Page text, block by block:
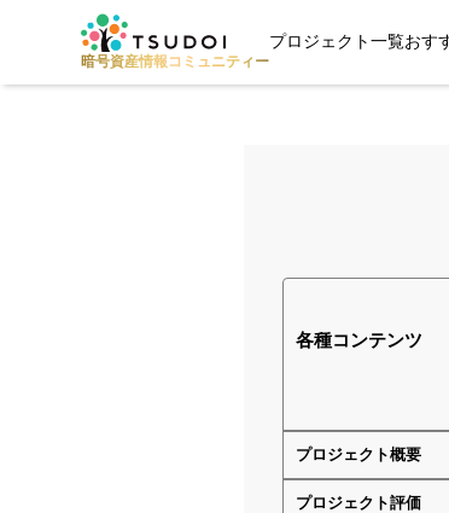
暗号資産情報 コミュニティー
プロジェクト一覧おす
各種コンテンツ
プロジェクト概要
プロジェクト評価